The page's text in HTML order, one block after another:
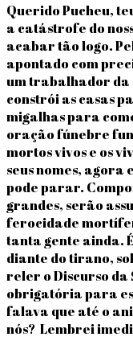
Querido Pucheu,
a catástrofe do
acabar tão logo.
apontado com
um trabalhador da
constrói as casas
migalhas para
oração fúnebre
mortos vivos e os
seus nomes, agora
pode parar.
grandes, serão
ferocidade
tanta gente ainda.
diante do tirano,
reler o Discurso
obrigatória para
falava que até o
nós? Lembrei